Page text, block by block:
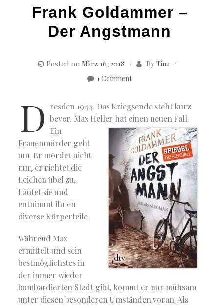
Frank Goldammer –
Der Angstmann
Posted on März 16, 2018 By Tina
1 Comment
D
resden 1944. Das Kriegsende steht kurz
bevor. Max Heller hat einen neuen Fall.
Ein
Frauenmörder geht
um. Er mordet nicht
nur, er richtet die
Leichen übel zu,
häutet sie und
entnimmt ihnen
diverse Körperteile.
Während Max
ermittelt und sein
bestmöglichstes in
der immer wieder
bombardierten Stadt gibt, kommt er nur mühsam
unter diesen besonderen Umständen voran. Als